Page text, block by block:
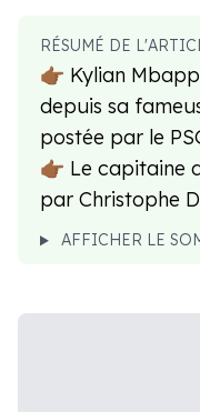
RÉSUMÉ DE
👉🏾 Kylian
depuis sa
postée par le
👉🏾 Le
par Christophe
AFFICHER LE